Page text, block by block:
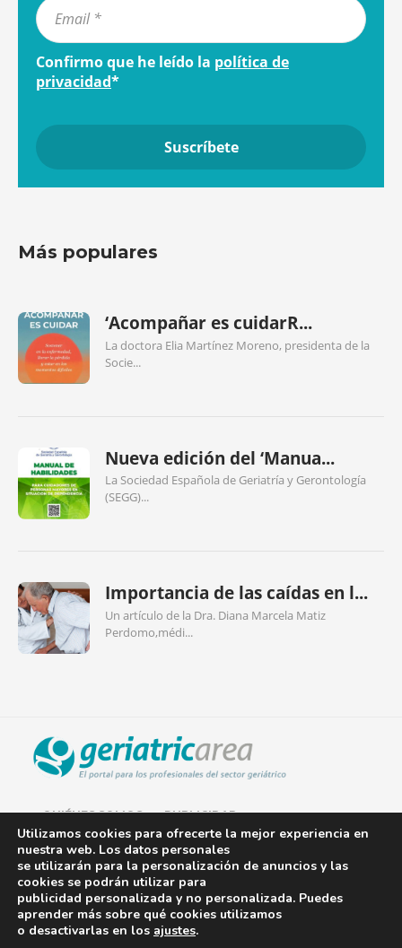
Confirmo que he leído la política de
privacidad*
Más populares
‘Acompañar es cuidarR...
La doctora Elia Martínez Moreno, presidenta de la
Socie...
Nueva edición del ‘Manua...
La Sociedad Española de Geriatría y Gerontología
(SEGG)...
Importancia de las caídas en l...
Un artículo de la Dra. Diana Marcela Matiz
Perdomo,médi...
QUIÉNES SOMOS PUBLICIDAD
AVISO LEGAL
POLÍTICA DE COOKIES
POLÍTICA DE PRIVACIDAD
Utilizamos cookies para ofrecerte la mejor experiencia en
nuestra web. Los datos personales
se utilizarán para la personalización de anuncios y las
cookies se podrán utilizar para
publicidad personalizada y no personalizada. Puedes
aprender más sobre qué cookies utilizamos
o desactivarlas en los ajustes.